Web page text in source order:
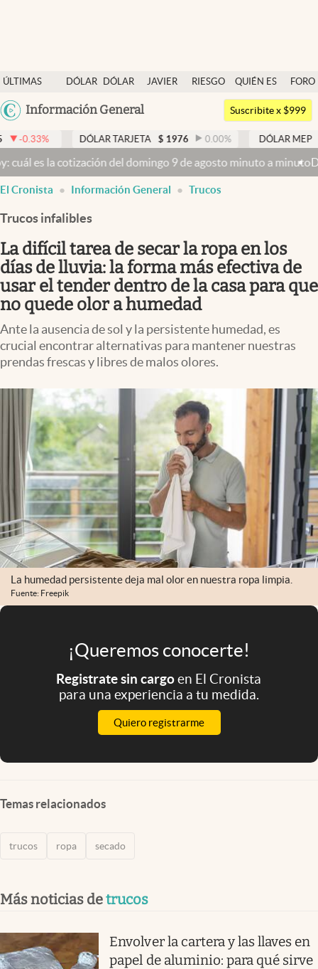
ÚLTIMAS
NOTICIAS
DÓLAR
DÓLAR
JAVIER
RIESGO
QUIÉN ES
QUIÉN
FORO
Argentina
México
Información General
Dólar
Members
Economía y Política
Finanzas y Mercados
Mercados Online
Negocios
Columnistas
Otras secciones
Apertura
Infotechnology
Clase
Mundial 2026
Eventos Corporativos
El Cronista Studio
Mediakit
abre en nueva pestaña
Argentina
Suscribite x $999
DÓLAR TARJETA $ 1976 0.00% DÓLAR MEP $ 1526,03
del domingo 9 de agosto minuto a minutoDólar hoy y
El Cronista Información General Trucos
Trucos infalibles
La difícil tarea de secar la ropa en los
días de lluvia: la forma más efectiva de
usar el tender dentro de la casa para que
no quede olor a humedad
Ante la ausencia de sol y la persistente humedad, es
crucial encontrar alternativas para mantener nuestras
prendas frescas y libres de malos olores.
La humedad persistente deja mal olor en nuestra ropa limpia.
Fuente: Freepik
¡Queremos conocerte!
Registrate sin cargoen El Cronista
para una experiencia a tu medida.
Quiero registrarme
Temas relacionados
trucos ropa secado
Más noticias detrucos
Envolver la cartera y las llaves en
papel de aluminio: para qué sirve